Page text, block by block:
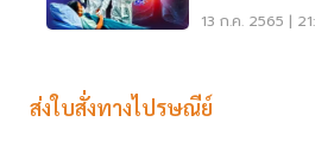
ฉีด เช็คเลย
13 ก.ค. 2565 |
ส่งใบสั่งทางไปรษณีย์